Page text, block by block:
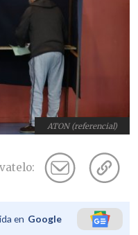
ATON (referencial)
en Google